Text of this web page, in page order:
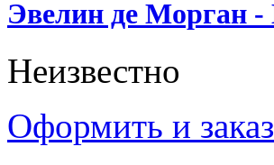
Эвелин де Морган -
Неизвестно
Оформить и